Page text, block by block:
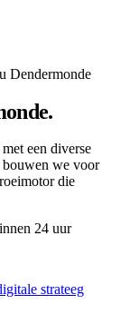
Dendermonde
een diverse
we voor
die
24 uur
strateeg